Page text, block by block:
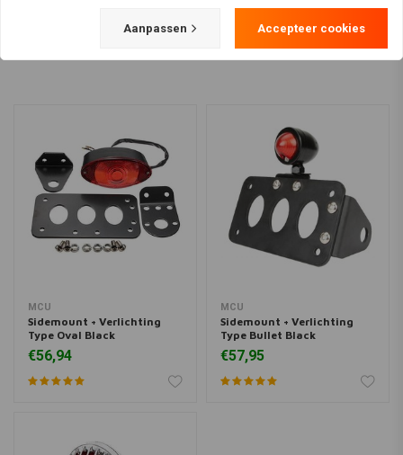
MCU
Sidemount + Verlichting
Type Oval Black
€56,94
MCU
Sidemount + Verlichting
Type Bullet Black
€57,95
Aanpassen Accepteer cookies